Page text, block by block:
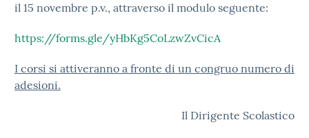
il 15 novembre p.v., attraverso il modulo seguente:
https://forms.gle/yHbKg5CoLzwZvCicA
I corsi si attiveranno a fronte di un congruo numero di
adesioni.
Il Dirigente Scolastico